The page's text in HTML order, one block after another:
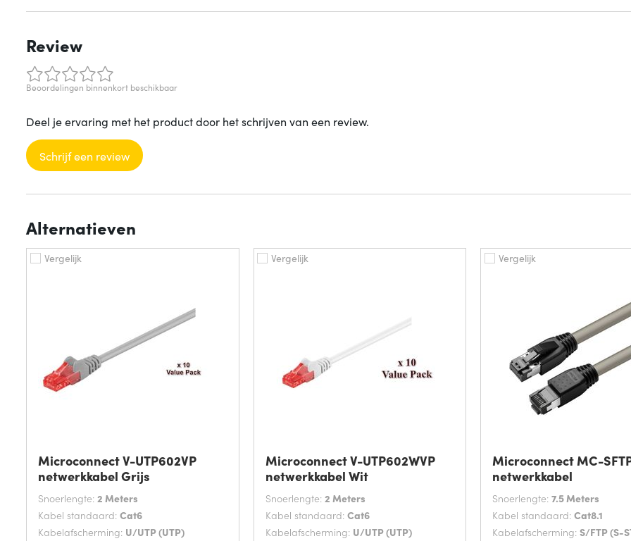
Review
Beoordelingen binnenkort beschikbaar
Deel je ervaring met het product door het schrijven van een review.
Schrijf een review
Alternatieven
Vergelijk
Microconnect V-UTP602VP
netwerkkabel Grijs
Snoerlengte: 2 Meters
Kabel standaard: Cat6
Kabelafscherming: U/UTP (UTP)
Vergelijk
Microconnect V-UTP602WVP
netwerkkabel Wit
Snoerlengte: 2 Meters
Kabel standaard: Cat6
Kabelafscherming: U/UTP (UTP)
Vergelijk
Microconnect MC-
netwerkkabel
Snoerlengte: 7.5 Meters
Kabel standaard: Cat8.1
Kabelafscherming: S/FTP (S-